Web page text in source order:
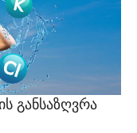
განსაზღვრა